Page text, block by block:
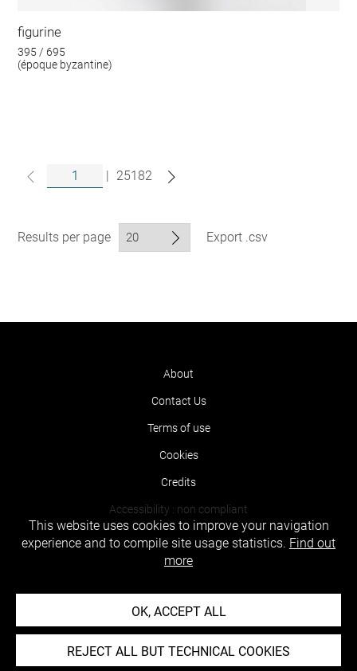
figurine
395 / 695
(époque byzantine)
| 25182
Results per page Export .csv
About
Contact Us
Terms of use
Cookies
Credits
Accessibility : non compliant
This website uses cookies to improve your navigation
experience and to compile site usage statistics. Find out
more
OK, ACCEPT ALL
REJECT ALL BUT TECHNICAL COOKIES